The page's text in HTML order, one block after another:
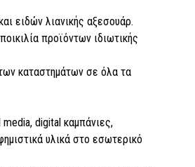
ειδών λιανικής αξεσουάρ.
προϊόντων ιδιωτικής
καταστημάτων σε όλα τα
digital καμπάνιες,
υλικά στο εσωτερικό